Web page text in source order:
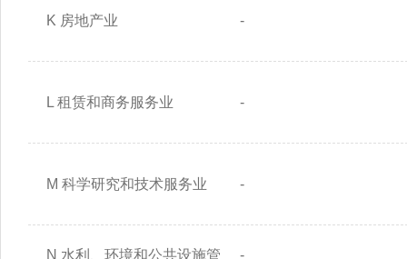
K 房地产业 -
L 租赁和商务服务业 -
M 科学研究和技术服务业 -
N 水利、环境和公共设施管 -